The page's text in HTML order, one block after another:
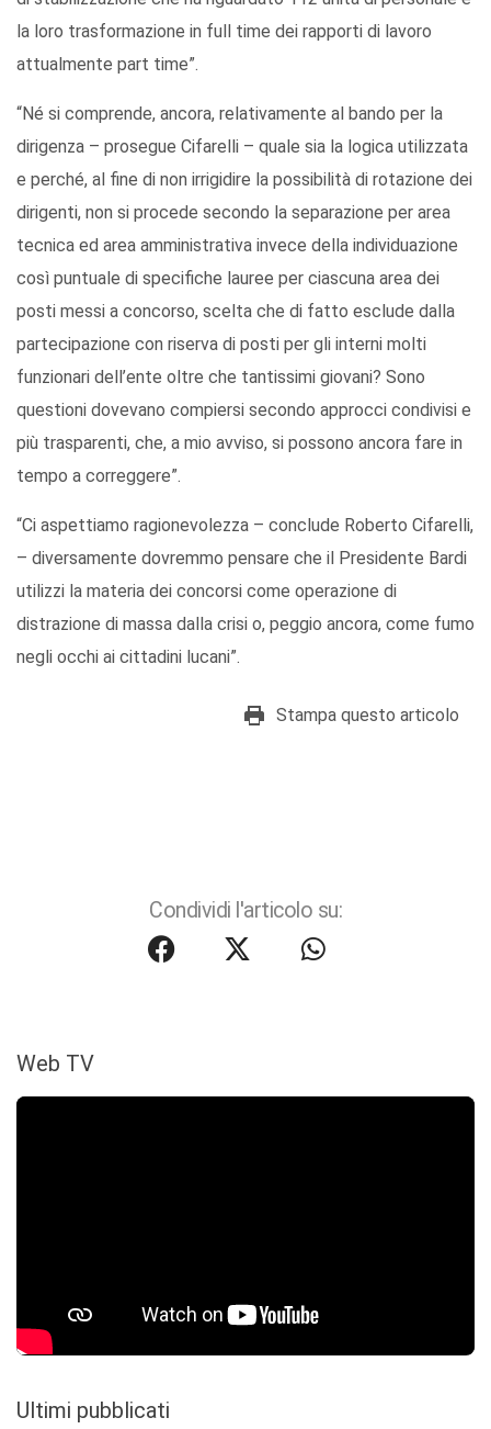
la loro trasformazione in full time dei rapporti di lavoro
attualmente part time”.
“Né si comprende, ancora, relativamente al bando per la
dirigenza – prosegue Cifarelli – quale sia la logica utilizzata
e perché, al fine di non irrigidire la possibilità di rotazione dei
dirigenti, non si procede secondo la separazione per area
tecnica ed area amministrativa invece della individuazione
così puntuale di specifiche lauree per ciascuna area dei
posti messi a concorso, scelta che di fatto esclude dalla
partecipazione con riserva di posti per gli interni molti
funzionari dell’ente oltre che tantissimi giovani? Sono
questioni dovevano compiersi secondo approcci condivisi e
più trasparenti, che, a mio avviso, si possono ancora fare in
tempo a correggere”.
“Ci aspettiamo ragionevolezza – conclude Roberto Cifarelli,
– diversamente dovremmo pensare che il Presidente Bardi
utilizzi la materia dei concorsi come operazione di
distrazione di massa dalla crisi o, peggio ancora, come fumo
negli occhi ai cittadini lucani”.
Stampa questo articolo
Condividi l'articolo su:
Web TV
Ultimi pubblicati